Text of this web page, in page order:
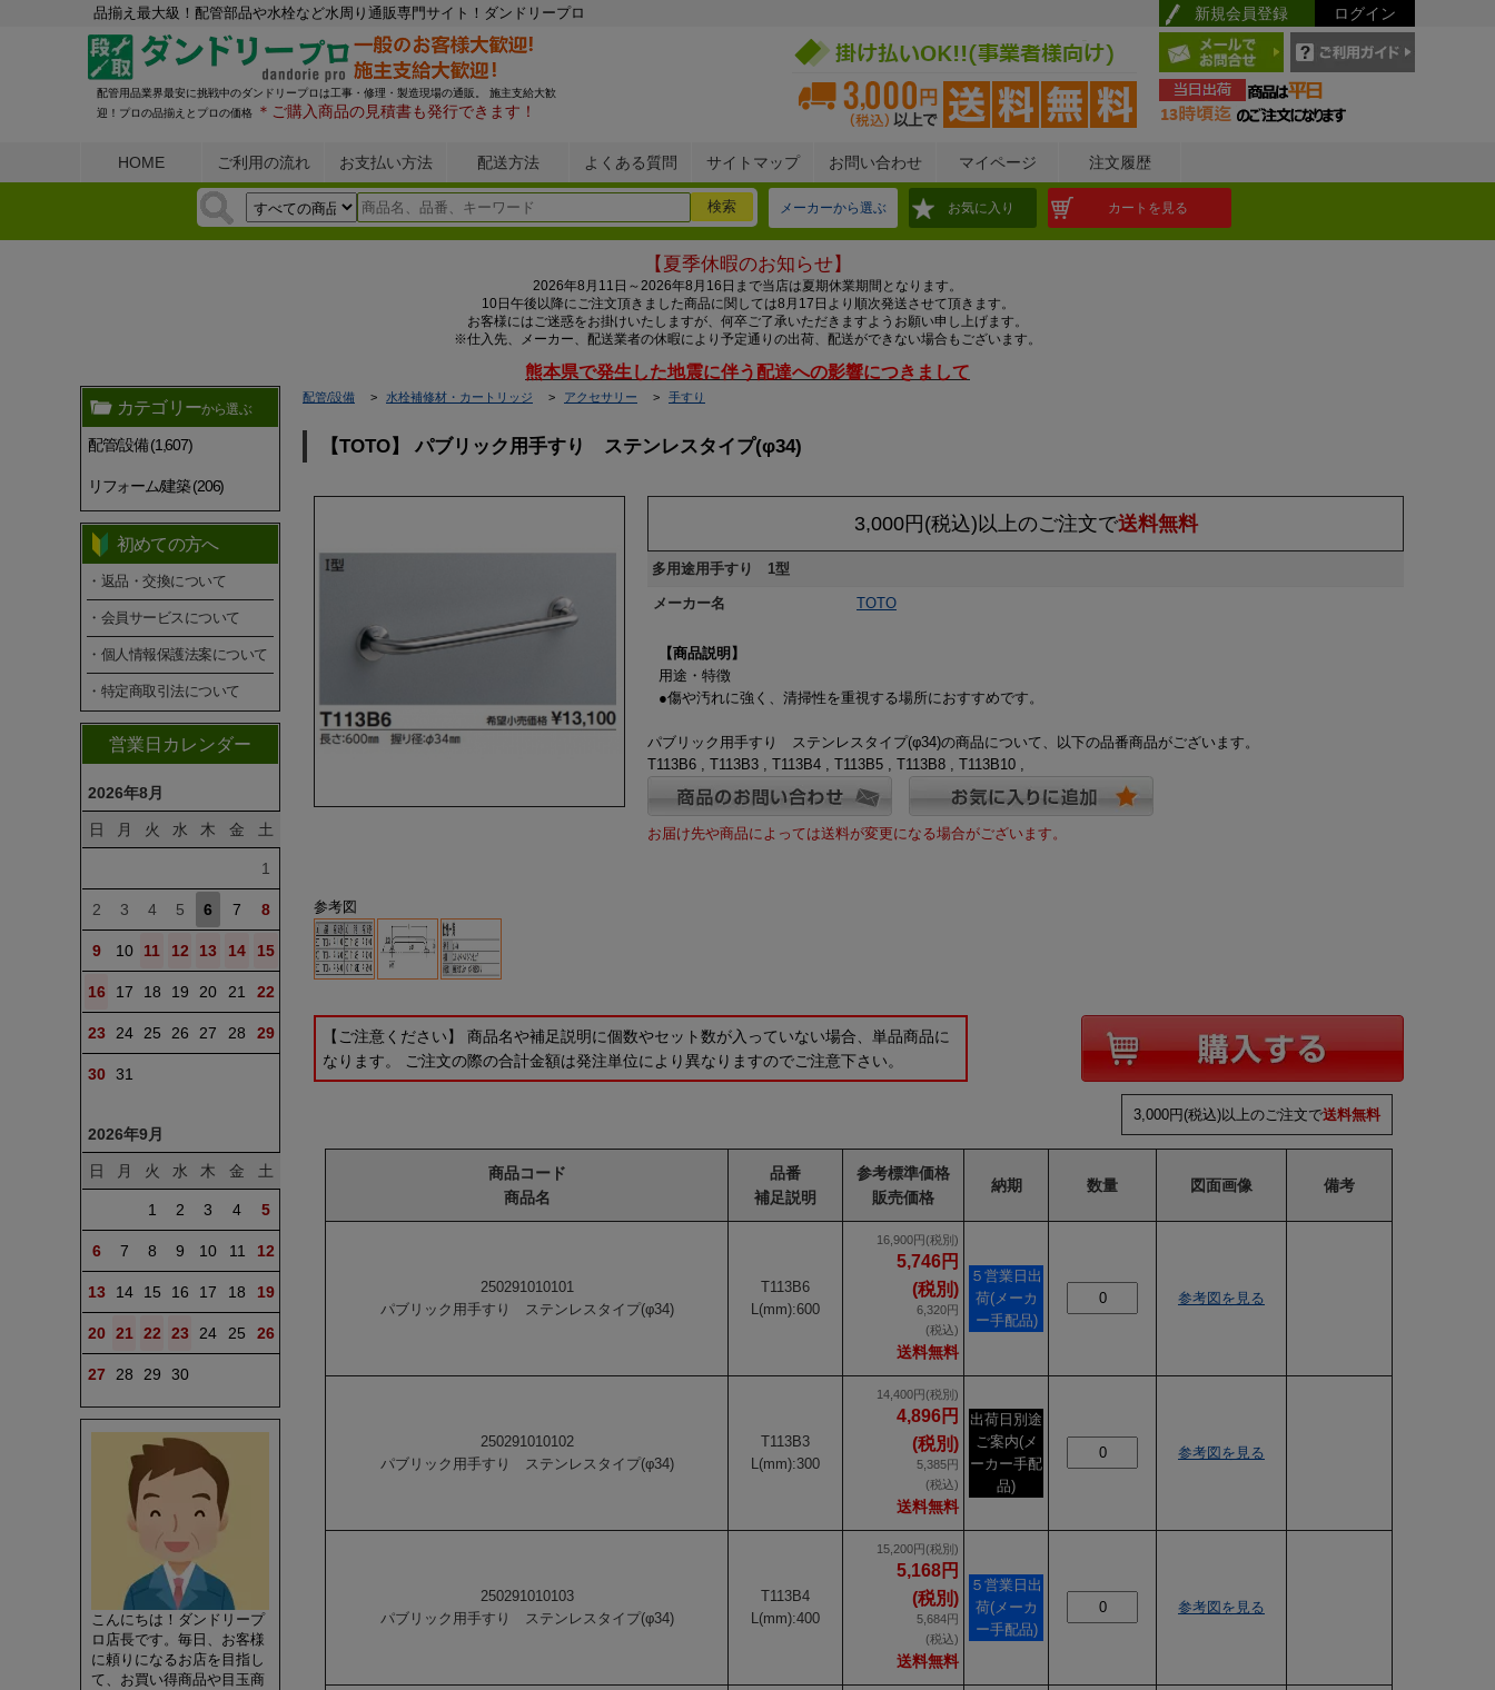
品揃え最大級！配管部品や水栓など水周り通販専門サイト！ダンドリープロ 新規会員登録 ログイン
配管用品業界最安に挑戦中のダンドリープロは工事・修理・製造現場の通販。 施主支給大歓
迎！プロの品揃えとプロの価格
＊ご購入商品の見積書も発行できます！
HOME ご利用の流れ お支払い方法 配送方法 よくある質問 サイトマップ お問い合わせ マイページ 注文履歴
メーカーから選ぶ お気に入り カートを見る
【夏季休暇のお知らせ】
2026年8月11日～2026年8月16日まで当店は夏期休業期間となります。
10日午後以降にご注文頂きました商品に関しては8月17日より順次発送させて頂きます。
お客様にはご迷惑をお掛けいたしますが、何卒ご了承いただきますようお願い申し上げます。
※仕入先、メーカー、配送業者の休暇により予定通りの出荷、配送ができない場合もございます。
熊本県で発生した地震に伴う配達への影響につきまして
カテゴリーから選ぶ
配管/設備 (1,607)
リフォーム/建築 (206)
初めての方へ
・返品・交換について
・会員サービスについて
・個人情報保護法案について
・特定商取引法について
営業日カレンダー
2026年8月
日 月 火 水 木 金 土
1
2 3 4 5 6 7 8
9 10 11 12 13 14 15
16 17 18 19 20 21 22
23 24 25 26 27 28 29
30 31
2026年9月
日 月 火 水 木 金 土
1 2 3 4 5
6 7 8 9 10 11 12
13 14 15 16 17 18 19
20 21 22 23 24 25 26
27 28 29 30
こんにちは！ダンドリープ
ロ店長です。毎日、お客様
に頼りになるお店を目指し
て、お買い得商品や目玉商
配管/設備 水栓補修材・カートリッジ アクセサリー 手すり
【TOTO】 パブリック用手すり ステンレスタイプ(φ34)
参考図
3,000円(税込)以上のご注文で送料無料
多用途用手すり 1型
メーカー名 TOTO
【商品説明】
用途・特徴
●傷や汚れに強く、清掃性を重視する場所におすすめです。
パブリック用手すり ステンレスタイプ(φ34)の商品について、以下の品番商品がございます。
T113B6 , T113B3 , T113B4 , T113B5 , T113B8 , T113B10 ,
お届け先や商品によっては送料が変更になる場合がございます。
【ご注意ください】 商品名や補足説明に個数やセット数が入っていない場合、単品商品に
なります。 ご注文の際の合計金額は発注単位により異なりますのでご注意下さい。
3,000円(税込)以上のご注文で送料無料
商品コード
商品名
品番
補足説明
参考標準価格
販売価格
納期 数量 図面画像 備考
250291010101
パブリック用手すり ステンレスタイプ(φ34)
T113B6
L(mm):600
16,900円(税別)
5,746円
(税別)
6,320円
(税込)
送料無料
５営業日出
荷(メーカ
ー手配品)
参考図を見る
250291010102
パブリック用手すり ステンレスタイプ(φ34)
T113B3
L(mm):300
14,400円(税別)
4,896円
(税別)
5,385円
(税込)
送料無料
出荷日別途
ご案内(メ
ーカー手配
品)
参考図を見る
250291010103
パブリック用手すり ステンレスタイプ(φ34)
T113B4
L(mm):400
15,200円(税別)
5,168円
(税別)
5,684円
(税込)
送料無料
５営業日出
荷(メーカ
ー手配品)
参考図を見る